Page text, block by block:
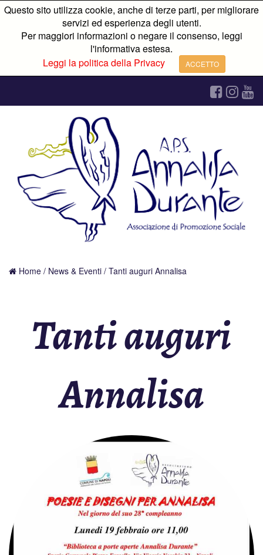
Questo sito utilizza cookie, anche di terze parti, per migliorare
servizi ed esperienza degli utenti.
Per maggiori informazioni o negare il consenso, leggi
l'informativa estesa.
Leggi la politica della Privacy
ACCETTO
Home / News & Eventi / Tanti auguri Annalisa
Tanti auguri
Annalisa